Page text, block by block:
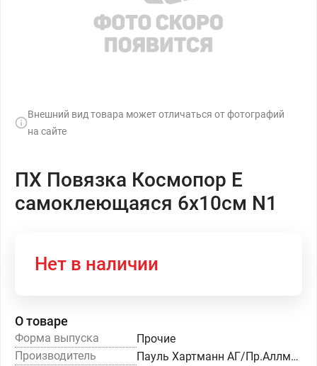
Внешний вид товара может отличаться от фотографий
на сайте
ПХ Повязка Космопор Е
самоклеющаяся 6х10см N1
Нет в наличии
О товаре
Форма выпуска
Прочие
Производитель
Пауль Хартманн АГ/Пр.Аллмед Медикал Прадактс Ко. Лтд